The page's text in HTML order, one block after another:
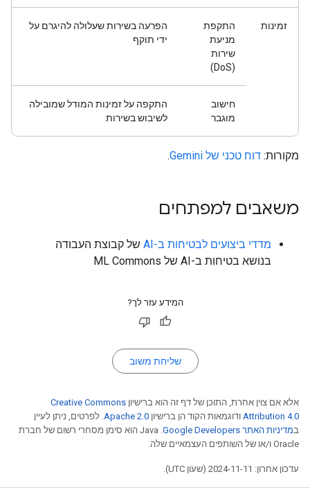
זמינות
התקפת
מניעת
שירות
(DoS)
הפרעה בשירות שעלולה להיגרם על
ידי תוקף
חישוב
מוגבר
התקפה על זמינות המודל שמובילה
לשיבוש בשירות
מקורות: דוח טכני של Gemini .
משאבים למפתחים
מדדי ביצועים לבטיחות ב-AI
של קבוצת העבודה
בנושא בטיחות ב-AI של ML Commons
המידע עזר לך?
שליחת משוב
אלא אם צוין אחרת, התוכן של דף זה הוא ברישיון Creative Commons
Attribution 4.0 ודוגמאות הקוד הן ברישיון Apache 2.0. לפרטים, ניתן לעיין
במדיניות האתר Google Developers‏
.‏ Java הוא סימן מסחרי רשום של חברת
Oracle ו/או של השותפים העצמאיים שלה.
עדכון אחרון: 2024-11-11 (שעון UTC).